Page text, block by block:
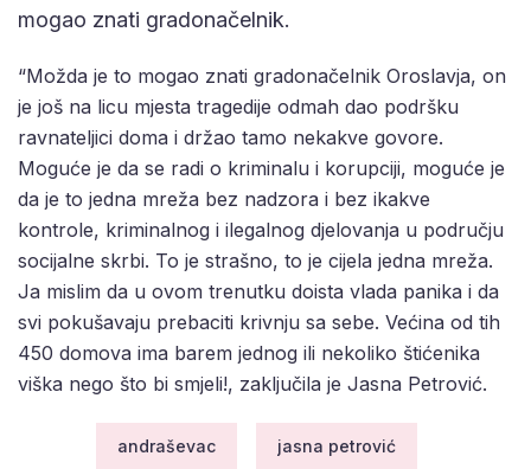
mogao znati gradonačelnik.
“Možda je to mogao znati gradonačelnik Oroslavja, on
je još na licu mjesta tragedije odmah dao podršku
ravnateljici doma i držao tamo nekakve govore.
Moguće je da se radi o kriminalu i korupciji, moguće je
da je to jedna mreža bez nadzora i bez ikakve
kontrole, kriminalnog i ilegalnog djelovanja u području
socijalne skrbi. To je strašno, to je cijela jedna mreža.
Ja mislim da u ovom trenutku doista vlada panika i da
svi pokušavaju prebaciti krivnju sa sebe. Većina od tih
450 domova ima barem jednog ili nekoliko štićenika
viška nego što bi smjeli!, zaključila je Jasna Petrović.
andraševac jasna petrović